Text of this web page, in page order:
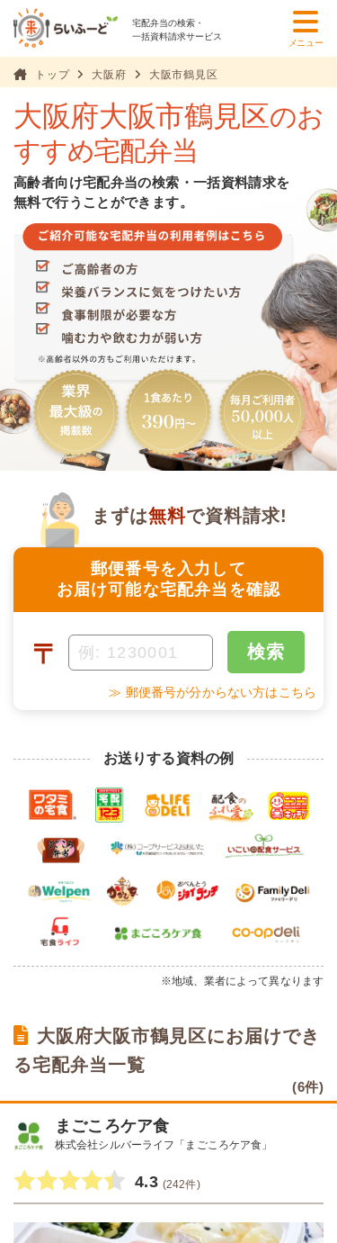
宅配弁当の検索・
一括資料請求サービス
メニュー
トップ 大阪府 大阪市鶴見区
大阪府大阪市鶴見区のお
すすめ宅配弁当
高齢者向け宅配弁当の検索・一括資料請求を
無料で行うことができます。
郵便番号を入力して
お届け可能な宅配弁当を確認
まずは無料で資料請求!
〒 検索
≫ 郵便番号が分からない方はこちら
お送りする資料の例
※地域、業者によって異なります
大阪府大阪市鶴見区にお届けでき
る宅配弁当一覧
(6件)
まごころケア食
株式会社シルバーライフ「まごころケア食」
4.3 (242件)